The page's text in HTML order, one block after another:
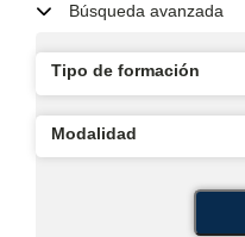
Búsqueda avanzada
Tipo de formación
Modalidad